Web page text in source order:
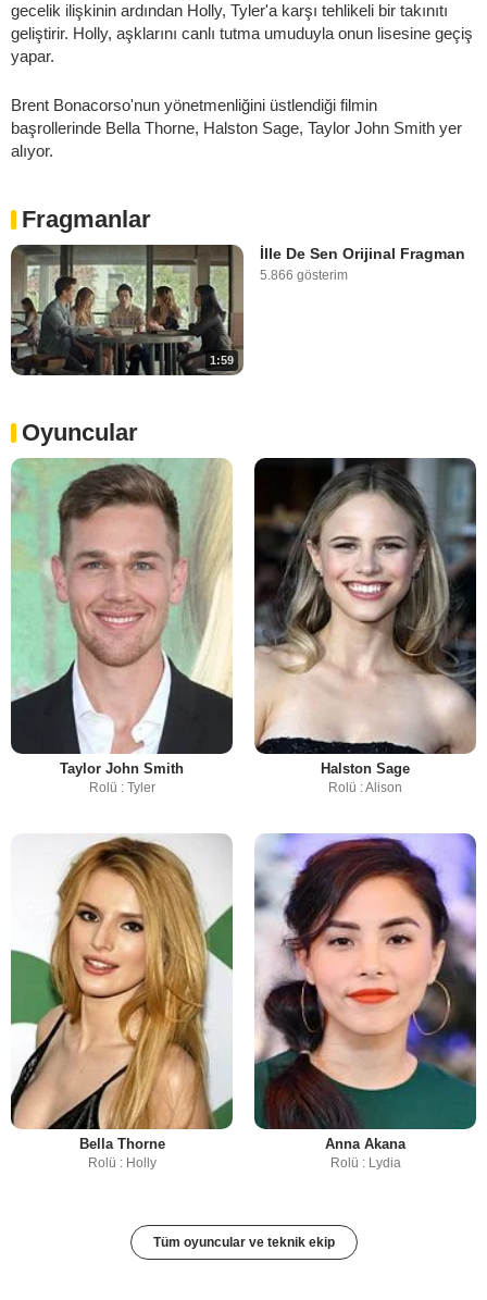
gecelik ilişkinin ardından Holly, Tyler'a karşı tehlikeli bir takınıtı
geliştirir. Holly, aşklarını canlı tutma umuduyla onun lisesine geçiş
yapar.
Brent Bonacorso'nun yönetmenliğini üstlendiği filmin
başrollerinde Bella Thorne, Halston Sage, Taylor John Smith yer
alıyor.
Fragmanlar
1:59
İlle De Sen Orijinal Fragman
5.866 gösterim
Oyuncular
Taylor John Smith
Rolü : Tyler
Halston Sage
Rolü : Alison
Bella Thorne
Rolü : Holly
Anna Akana
Rolü : Lydia
Tüm oyuncular ve teknik ekip